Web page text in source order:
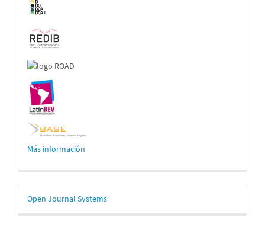
Más información
Desarrollado
por
Open Journal Systems